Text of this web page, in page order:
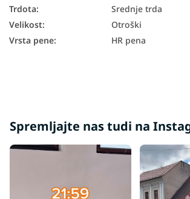
Trdota:
Srednje trda
Velikost:
Otroški
Vrsta pene: HR pena
Spremljajte nas tudi na